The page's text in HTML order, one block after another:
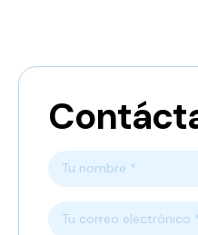
Tu nombre *
Tu correo electrónico